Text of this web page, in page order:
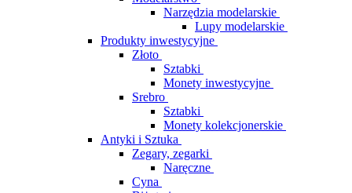
Narzędzia modelarskie
Lupy modelarskie
Produkty inwestycyjne
Złoto
Sztabki
Monety inwestycyjne
Srebro
Sztabki
Monety kolekcjonerskie
Antyki i Sztuka
Zegary, zegarki
Naręczne
Cyna